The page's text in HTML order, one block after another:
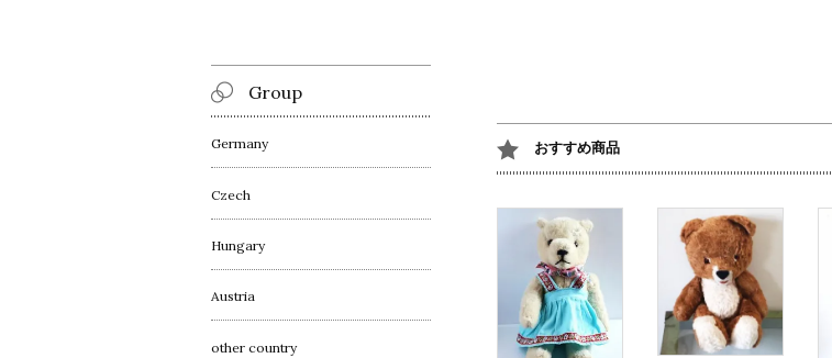
おすすめ商品
Group
Germany
Czech
Hungary
Austria
other country